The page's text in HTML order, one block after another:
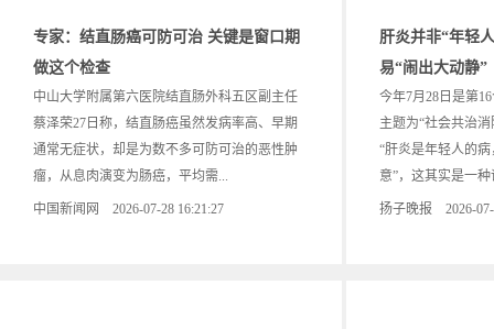
专家：结直肠癌可防可治 关键是窗口期
做这个检查
中山大学附属第六医院结直肠外科五区副主任
蔡泽荣27日称，结直肠癌虽然发病率高、早期
通常无症状，却是为数不多可防可治的恶性肿
瘤，从息肉演变为肠癌，平均需...
中国新闻网 2026-07-28 16:21:27
肝炎并非“年轻
易“闹出大动静”
今年7月28日是第
主题为“社会共治
“肝炎是年轻人的
意”，这其实是一种
扬子晚报 2026-07-